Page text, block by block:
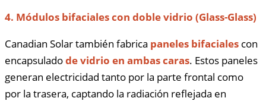
4. Módulos bifaciales con doble vidrio (Glass-Glass)
Canadian Solar también fabrica paneles bifaciales con
encapsuladode vidrio en ambas caras. Estos paneles
generan electricidad tanto por la parte frontal como
por la trasera, captando la radiación reflejada en